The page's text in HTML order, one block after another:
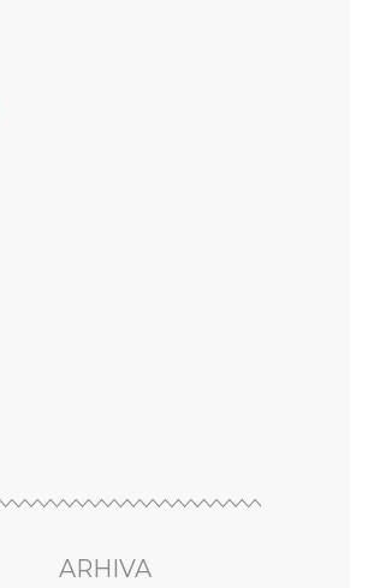
ARHIVA